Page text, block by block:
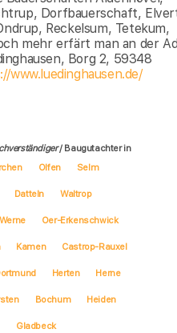
Dorfbauerschaft,
Reckelsum, Tetekum,
mehr erfärt man an der
Borg 2, 59348
www.luedinghausen.de/
/ Baugutachter in
Olfen Selm
Datteln Waltrop
Werne Oer-Erkenschwick
Kamen Castrop-Rauxel
Herten Herne
Bochum Heiden
Gladbeck